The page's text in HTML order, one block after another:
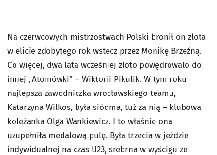
Na czerwcowych mistrzostwach Polski bronił on złota
w elicie zdobytego rok wstecz przez Monikę Brzeźną.
Co więcej, dwa lata wcześniej złoto powędrowało do
innej „Atomówki” – Wiktorii Pikulik. W tym roku
najlepsza zawodniczka wrocławskiego teamu,
Katarzyna Wilkos, była siódma, tuż za nią – klubowa
koleżanka Olga Wankiewicz. I to właśnie ona
uzupełniła medalową pulę. Była trzecia w jeździe
indywidualnej na czas U23, srebrna w wyścigu ze